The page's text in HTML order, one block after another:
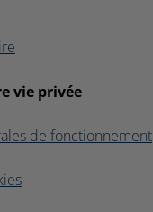
vie privée
de fonctionnement